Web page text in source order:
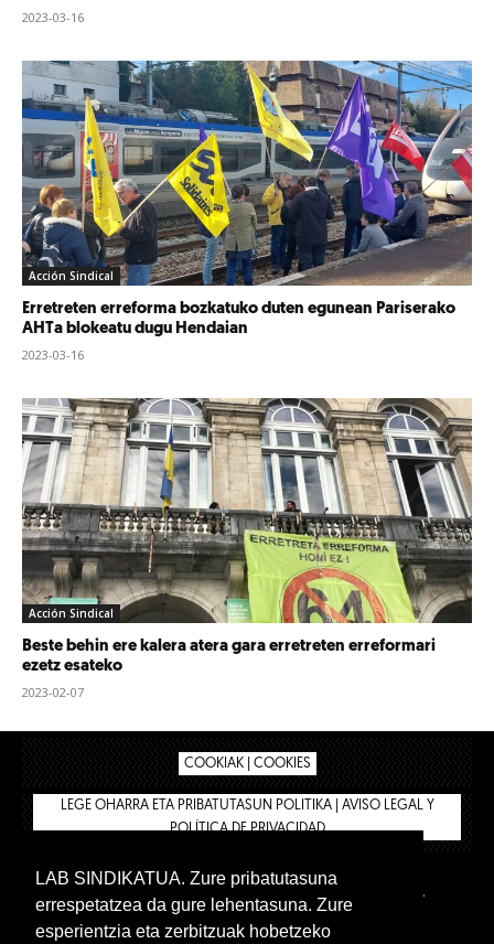
2023-03-16
Acción Sindical
Erretreten erreforma bozkatuko duten egunean Pariserako
AHTa blokeatu dugu Hendaian
2023-03-16
Acción Sindical
Beste behin ere kalera atera gara erretreten erreformari
ezetz esateko
2023-02-07
COOKIAK | COOKIES
LEGE OHARRA ETA PRIBATUTASUN POLITIKA | AVISO LEGAL Y
POLÍTICA DE PRIVACIDAD
BIZILAN.EUS
TIENDA
INTRANET 🔑
Euskera Castellano
LAB SINDIKATUA. Zure pribatutasuna
errespetatzea da gure lehentasuna. Zure
esperientzia eta zerbitzuak hobetzeko